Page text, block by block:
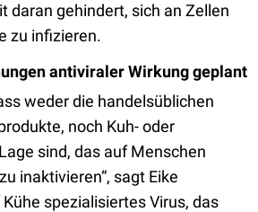
daran gehindert, sich an Zellen
zu infizieren.
antiviraler Wirkung geplant
weder die handelsüblichen
noch Kuh- oder
sind, das auf Menschen
inaktivieren“, sagt Eike
spezialisiertes Virus, das